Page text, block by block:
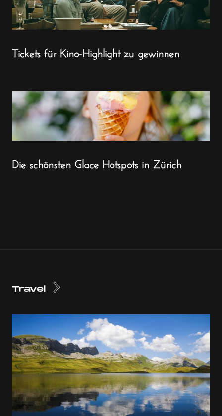
Tickets für Kino-Highlight zu gewinnen
Die schönsten Glace Hotspots in Zürich
Travel